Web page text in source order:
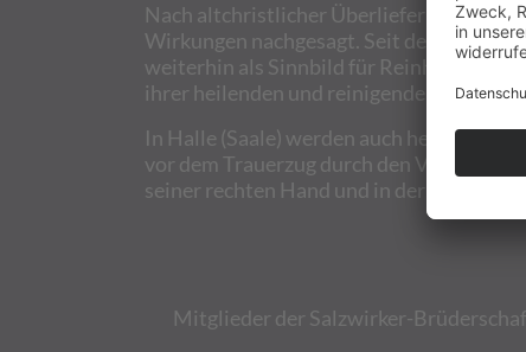
Nach altchristlicher Überlieferung
Wirkungen nachgesagt. Seit dem 16.
weiterhin als Sinnbild für Reinheit sowie
ihrer heilenden und reinigenden Wirkung
In Halle (Saale) werden auch heute
vor dem Trauerzug durch den Vorträger
seiner rechten Hand und in der anderen
Mitglieder der Salzwirker-